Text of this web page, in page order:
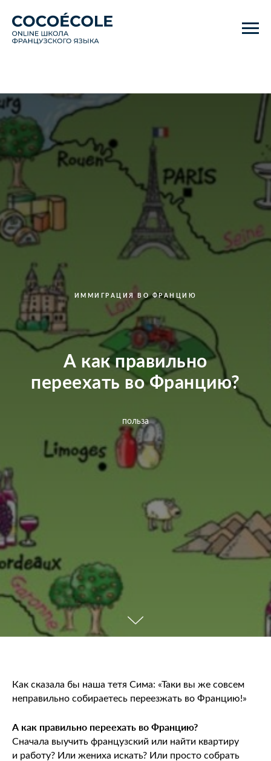
ИММИГРАЦИЯ ВО ФРАНЦИЮ
А как правильно
переехать во Францию?
польза
Как сказала бы наша тетя Сима: «Таки вы же совсем
неправильно собираетесь переезжать во Францию!»
А как правильно переехать во Францию?
Сначала выучить французский или найти квартиру
и работу? Или жениха искать? Или просто собрать